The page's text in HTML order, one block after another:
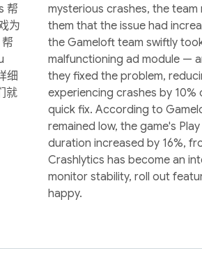
帮
为
细
就
mysterious crashes, the team
them that the issue had
the Gameloft team swiftly
malfunctioning ad module —
they fixed the problem,
experiencing crashes by
quick fix. According to
remained low, the game's
duration increased by 16%,
Crashlytics has become an
monitor stability, roll out
happy.